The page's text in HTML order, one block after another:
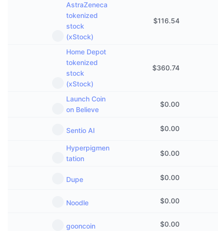
AstraZeneca
tokenized
stock
(xStock)
$116.54
Home Depot
tokenized
stock
(xStock)
$360.74
Launch Coin
on Believe
$0.00
Sentio AI $0.00
Hyperpigmen
tation
$0.00
Dupe $0.00
Noodle $0.00
gooncoin $0.00